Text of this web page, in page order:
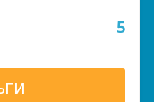
5